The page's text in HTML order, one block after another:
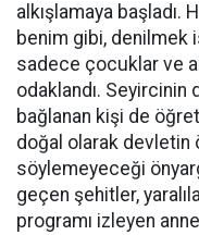
alkışlamaya
benim gibi, denilmek
sadece çocuklar ve
odaklandı. Seyircinin
bağlanan kişi de
doğal olarak devletin
söylemeyeceği
geçen şehitler,
programı izleyen